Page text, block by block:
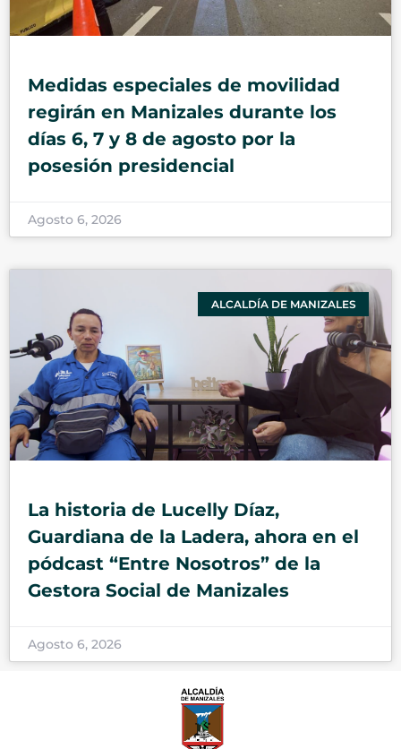
Medidas especiales de movilidad
regirán en Manizales durante los
días 6, 7 y 8 de agosto por la
posesión presidencial
Agosto 6, 2026
ALCALDÍA DE MANIZALES
La historia de Lucelly Díaz,
Guardiana de la Ladera, ahora en el
pódcast “Entre Nosotros” de la
Gestora Social de Manizales
Agosto 6, 2026